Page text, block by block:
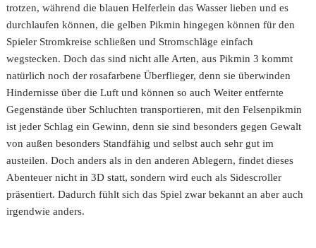
trotzen, während die blauen Helferlein das Wasser lieben und es
durchlaufen können, die gelben Pikmin hingegen können für den
Spieler Stromkreise schließen und Stromschläge einfach
wegstecken. Doch das sind nicht alle Arten, aus Pikmin 3 kommt
natürlich noch der rosafarbene Überflieger, denn sie überwinden
Hindernisse über die Luft und können so auch Weiter entfernte
Gegenstände über Schluchten transportieren, mit den Felsenpikmin
ist jeder Schlag ein Gewinn, denn sie sind besonders gegen Gewalt
von außen besonders Standfähig und selbst auch sehr gut im
austeilen. Doch anders als in den anderen Ablegern, findet dieses
Abenteuer nicht in 3D statt, sondern wird euch als Sidescroller
präsentiert. Dadurch fühlt sich das Spiel zwar bekannt an aber auch
irgendwie anders.